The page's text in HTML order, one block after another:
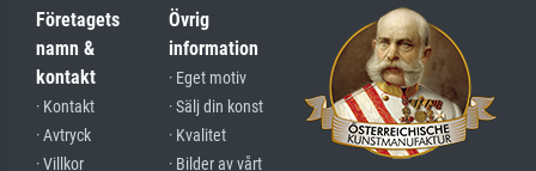
Företagets
namn &
kontakt
· Kontakt
· Avtryck
· Villkor
Övrig
information
· Eget motiv
· Sälj din konst
· Kvalitet
· Bilder av vårt